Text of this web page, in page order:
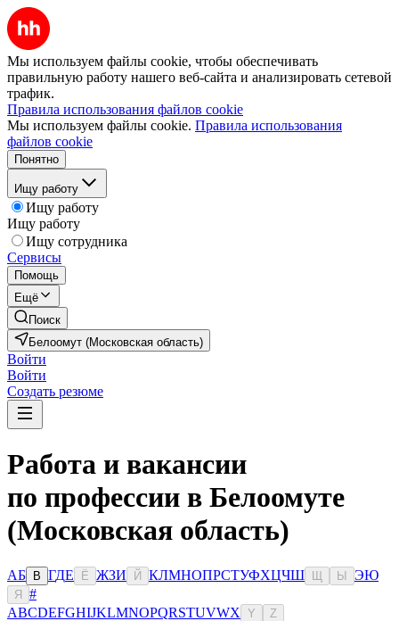
Мы используем файлы cookie, чтобы обеспечивать
правильную работу нашего веб-сайта и анализировать сетевой
трафик.
Правила использования файлов cookie
Мы используем файлы cookie. Правила использования
файлов cookie
Понятно
Ищу работу
Ищу работу
Ищу работу
Ищу сотрудника
Сервисы
Помощь
Ещё
Поиск
Белоомут (Московская область)
Войти
Войти
Создать резюме
Работа и вакансии
по профессии в Белоомуте
(Московская область)
АБ В ГДЕ Ё ЖЗИ Й КЛМНОПРСТУФХЦЧШ Ы ЭЮ
Я
#
ABCDEFGHIJKLMNOPQRSTUVWX Y Z